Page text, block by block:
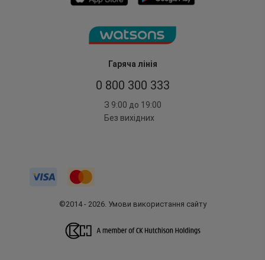
Гаряча лінія
0 800 300 333
З 9:00 до 19:00
Без вихідних
©2014 - 2026. Умови використання сайту